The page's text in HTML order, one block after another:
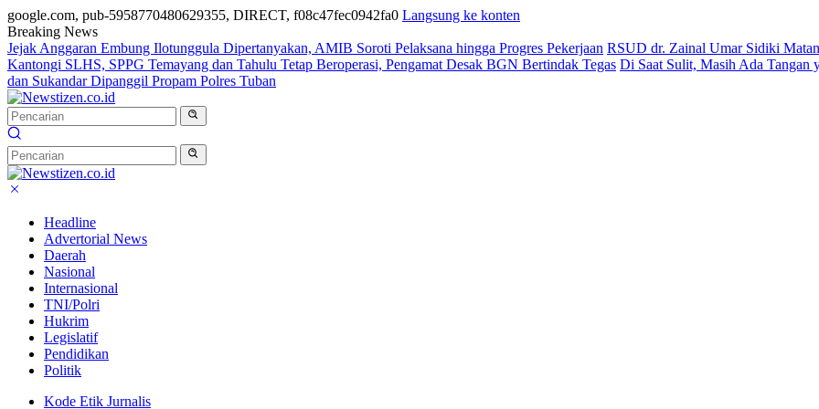
google.com, pub-5958770480629355, DIRECT, f08c47fec0942fa0 Langsung ke konten
Breaking News
Jejak Anggaran Embung Ilotunggula Dipertanyakan, AMIB Soroti Pelaksana hingga Progres Pekerjaan RSUD dr. Zainal Umar Sidiki
Kantongi SLHS, SPPG Temayang dan Tahulu Tetap Beroperasi, Pengamat Desak BGN Bertindak Tegas Di Saat Sulit, Masih Ada Tangan
dan Sukandar Dipanggil Propam Polres Tuban
Headline
Advertorial News
Daerah
Nasional
Internasional
TNI/Polri
Hukrim
Legislatif
Pendidikan
Politik
Kode Etik Jurnalis